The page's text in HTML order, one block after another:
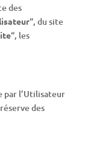
des
“, du site
“, les
par l’Utilisateur
des